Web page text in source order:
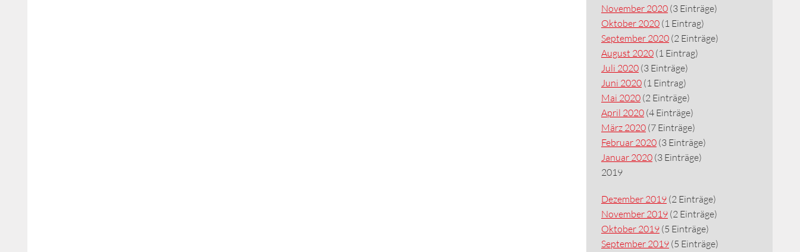
November 2020 (3 Einträge)
Oktober 2020 (1 Eintrag)
September 2020 (2 Einträge)
August 2020 (1 Eintrag)
Juli 2020 (3 Einträge)
Juni 2020 (1 Eintrag)
Mai 2020 (2 Einträge)
April 2020 (4 Einträge)
März 2020 (7 Einträge)
Februar 2020 (3 Einträge)
Januar 2020 (3 Einträge)
2019
Dezember 2019 (2 Einträge)
November 2019 (2 Einträge)
Oktober 2019 (5 Einträge)
September 2019 (5 Einträge)